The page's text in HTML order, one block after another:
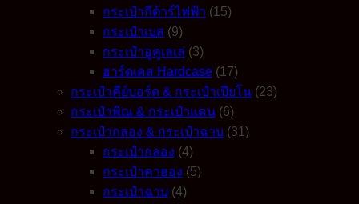
กระเป๋ากีต้าร์ไฟฟ้า (15)
กระเป๋าเบส (9)
กระเป๋าอูคูเลเล่ (3)
ฮาร์ดเคส Hardcase (17)
กระเป๋าคีย์บอร์ด & กระเป๋าเปียโน (23)
กระเป๋าพิณ & กระเป๋าแคน (6)
กระเป๋ากลอง & กระเป๋าฉาบ (31)
กระเป๋ากลอง (4)
กระเป๋าคาฮอง (5)
กระเป๋าฉาบ (4)